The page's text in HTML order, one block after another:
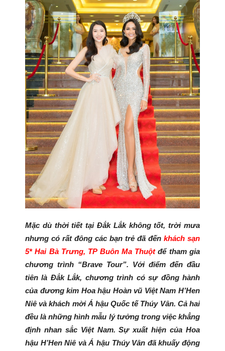
Mặc dù thời tiết tại Đắk Lắk không tốt, trời mưa
nhưng có rất đông các bạn trẻ đã đến khách sạn
5* Hai Bà Trưng, TP Buôn Ma Thuộtđể tham gia
chương trình “Brave Tour”. Với điểm đến đầu
tiên là Đắk Lắk, chương trình có sự đồng hành
của đương kim Hoa hậu Hoàn vũ Việt Nam H’Hen
Niê và khách mời Á hậu Quốc tế Thúy Vân. Cả hai
đều là những hình mẫu lý tưởng trong việc khẳng
định nhan sắc Việt Nam. Sự xuất hiện của Hoa
hậu H’Hen Niê và Á hậu Thúy Vân đã khuấy động